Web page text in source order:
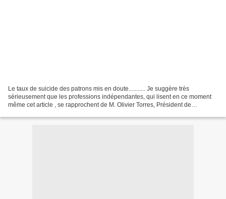
Le taux de suicide des patrons mis en doute........... Je suggère très
sérieusement que les professions indépendantes, qui lisent en ce moment
même cet article , se rapprochent de M. Olivier Torres, Président de